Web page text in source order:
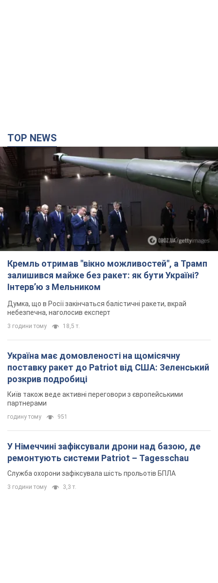
TOP NEWS
Кремль отримав "вікно можливостей", а Трамп
залишився майже без ракет: як бути Україні?
Інтерв’ю з Мельником
Думка, що в Росії закінчаться балістичні ракети, вкрай
небезпечна, наголосив експерт
3 години тому 18,5 т.
Україна має домовленості на щомісячну
поставку ракет до Patriot від США: Зеленський
розкрив подробиці
Київ також веде активні переговори з європейськими
партнерами
годину тому 951
У Німеччині зафіксували дрони над базою, де
ремонтують системи Patriot – Tagesschau
Служба охорони зафіксувала шість прольотів БПЛА
3 години тому 3,3 т.